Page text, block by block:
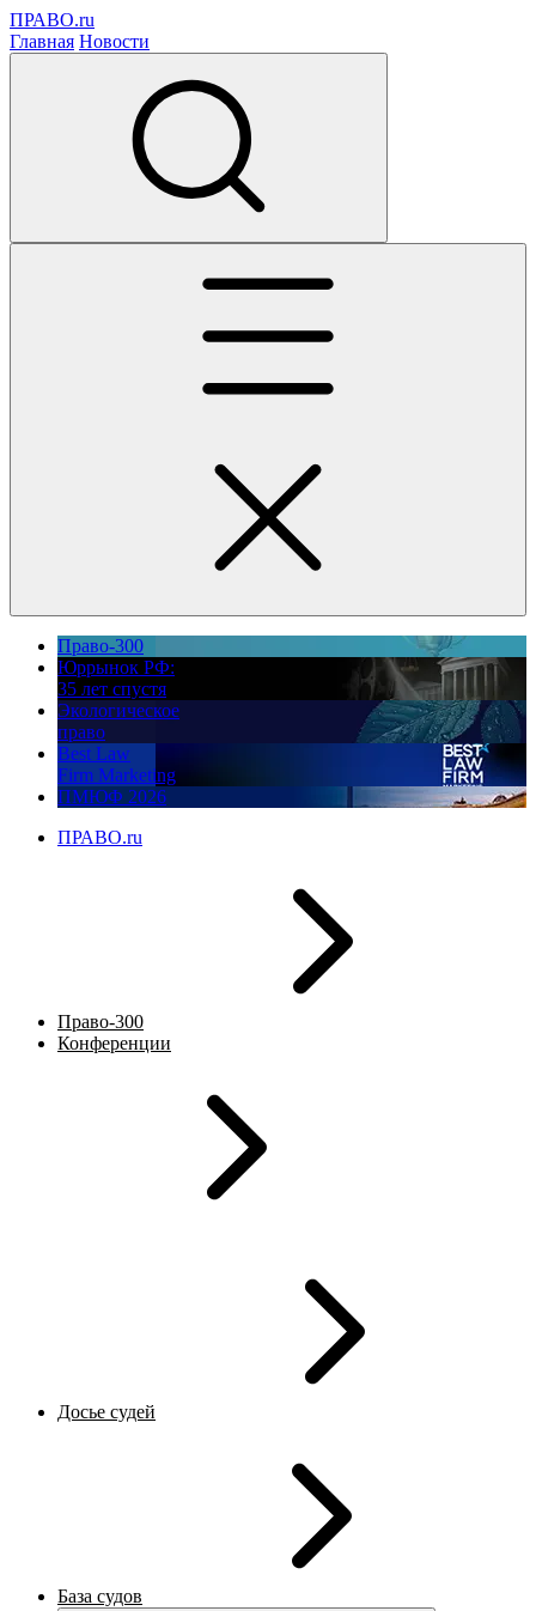
ПРАВО.ru
Главная Новости
Право-300
Юррынок РФ:
35 лет спустя
Экологическое
право
Best Law
Firm Marketing
ПМЮФ 2026
ПРАВО.ru
Право-300
Конференции
Досье судей
База судов